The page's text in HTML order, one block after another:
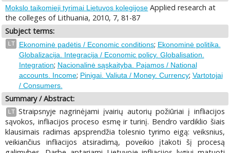
Mokslo taikomieji tyrimai Lietuvos kolegijose Applied research at
the colleges of Lithuania, 2010, 7, 81-87
Subject terms:
LT Ekonominė padėtis / Economic conditions; Ekonominė politika.
Globalizacija. Integracija / Economic policy. Globalisation.
Integration; Nacionalinė sąskaityba. Pajamos / National
accounts. Income; Pinigai. Valiuta / Money. Currency; Vartotojai
/ Consumers.
Summary / Abstract:
LT Straipsnyje nagrinėjami įvairių autorių požiūriai į infliacijos
sąvokos, infliacijos proceso esmę ir turinį. Bendro vardiklio šiais
klausimais radimas apsprendžia tolesnio tyrimo eigą: veiksnius,
veikiančius infliacijos atsiradimą, poveikio įtakoti šį procesą